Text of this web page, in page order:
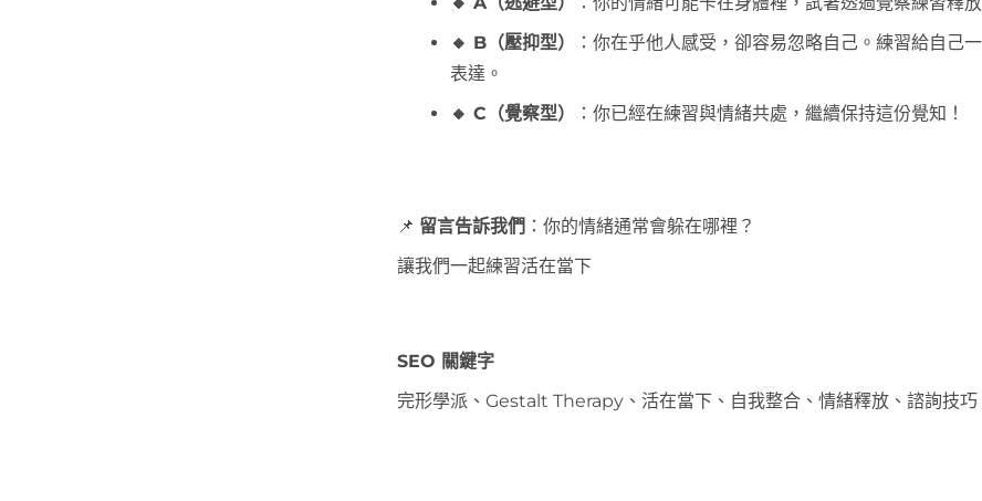
🔸 B（壓抑型）
：你在乎他人感受，卻容易忽略自己。練習給自己
表達。
🔸 C（覺察型）
：你已經在練習與情緒共處，繼續保持這份覺知！
📌 留言告訴我們 ：你的情緒通常會躲在哪裡？
讓我們一起練習活在當下
SEO 關鍵字
完形學派、Gestalt Therapy、活在當下、自我整合、情緒釋放、諮詢技巧